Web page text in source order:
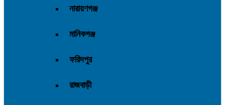
নারায়ণগঞ্জ
মানিকগঞ্জ
ফরিদপুর
রাজবাড়ী